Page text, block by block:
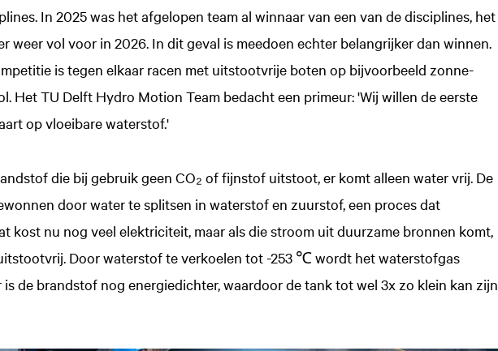
In 2025 was het afgelopen team al winnaar van een van de disciplines, het
weer vol voor in 2026. In dit geval is meedoen echter belangrijker dan winnen.
is tegen elkaar racen met uitstootvrije boten op bijvoorbeeld zonne-
Het TU Delft Hydro Motion Team bedacht een primeur: 'Wij willen de eerste
op vloeibare waterstof.'
die bij gebruik geen CO₂ of fijnstof uitstoot, er komt alleen water vrij. De
door water te splitsen in waterstof en zuurstof, een proces dat
kost nu nog veel elektriciteit, maar als die stroom uit duurzame bronnen komt,
Door waterstof te verkoelen tot -253 ℃ wordt het waterstofgas
de brandstof nog energiedichter, waardoor de tank tot wel 3x zo klein kan zijn.